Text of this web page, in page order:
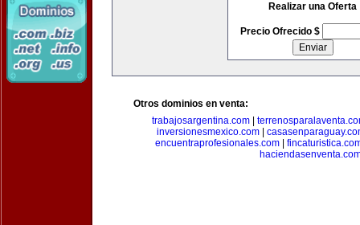
Realizar una Oferta
Precio Ofrecido $
Otros dominios en venta:
trabajosargentina.com
inversionesmexico.com
encuentraprofesionales.com